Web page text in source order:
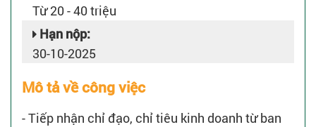
Từ 20 - 40 triệu
Hạn nộp:
30-10-2025
Mô tả về công việc
- Tiếp nhận chỉ đạo, chỉ tiêu kinh doanh từ ban